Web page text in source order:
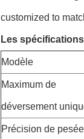
customized to
Les
Modèle
Maximum de
déversement
Précision de